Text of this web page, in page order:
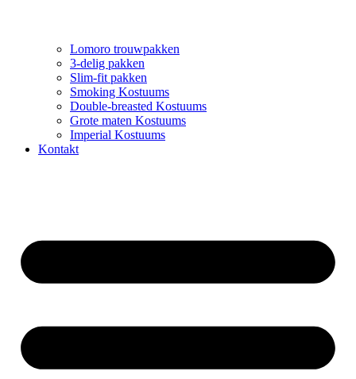
Lomoro trouwpakken
3-delig pakken
Slim-fit pakken
Smoking Kostuums
Double-breasted Kostuums
Grote maten Kostuums
Imperial Kostuums
Kontakt